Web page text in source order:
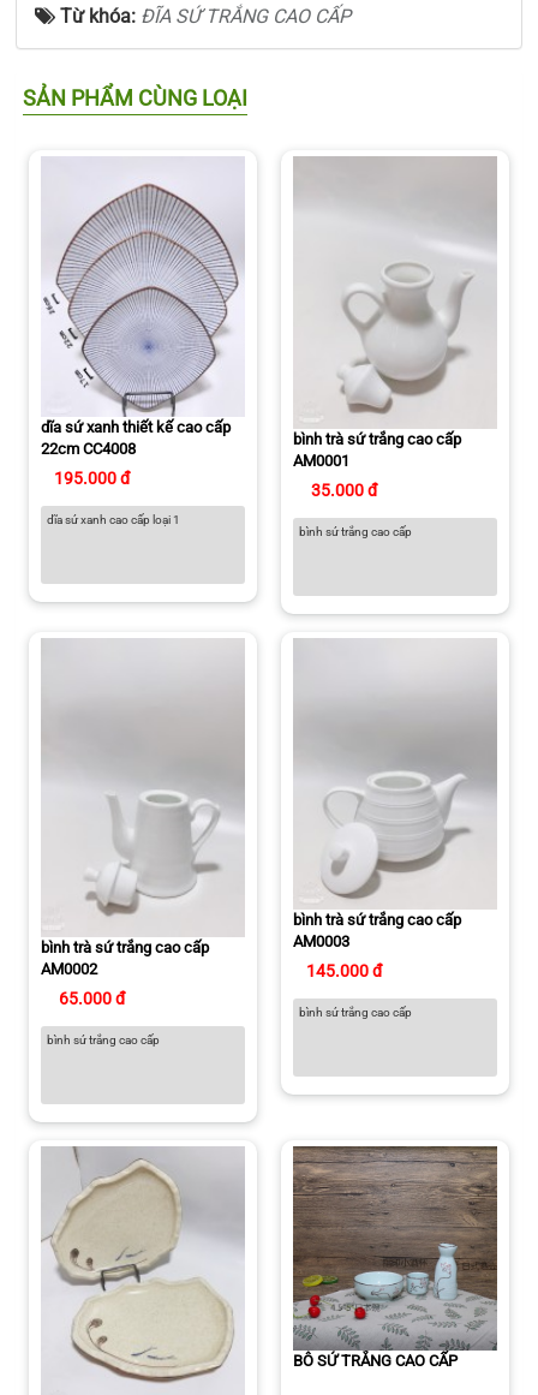
Từ khóa: ĐĨA SỨ TRẮNG CAO CẤP
SẢN PHẨM CÙNG LOẠI
dĩa sứ xanh thiết kế cao cấp
22cm CC4008
195.000 đ
dĩa sứ xanh cao cấp loại 1
bình trà sứ trắng cao cấp
AM0001
35.000 đ
bình sứ trắng cao cấp
bình trà sứ trắng cao cấp
AM0002
65.000 đ
bình sứ trắng cao cấp
bình trà sứ trắng cao cấp
AM0003
145.000 đ
bình sứ trắng cao cấp
BÔ SỨ TRẮNG CAO CẤP